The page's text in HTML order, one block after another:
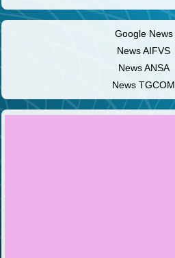
Google News
News AIFVS
News ANSA
News TGCOM